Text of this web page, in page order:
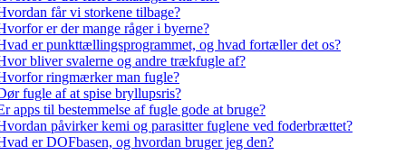
får vi storkene tilbage?
er der mange råger i byerne?
er punkttællingsprogrammet, og hvad fortæller det os?
bliver svalerne og andre trækfugle af?
ringmærker man fugle?
fugle af at spise bryllupsris?
apps til bestemmelse af fugle gode at bruge?
påvirker kemi og parasitter fuglene ved foderbrættet?
er DOFbasen, og hvordan bruger jeg den?